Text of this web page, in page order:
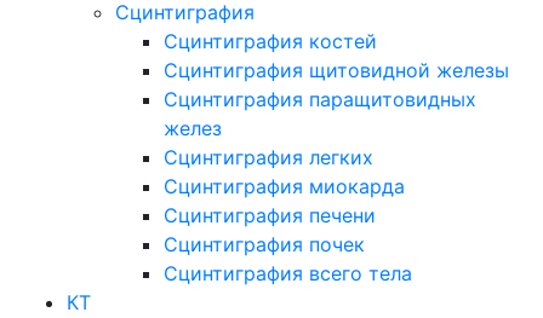
Сцинтиграфия
Сцинтиграфия костей
Сцинтиграфия щитовидной железы
Сцинтиграфия паращитовидных
желез
Сцинтиграфия легких
Сцинтиграфия миокарда
Сцинтиграфия печени
Сцинтиграфия почек
Сцинтиграфия всего тела
КТ